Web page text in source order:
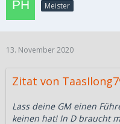
Meister
13. November 2020
Zitat von
Lass deine GM einen
keinen hat! In D braucht